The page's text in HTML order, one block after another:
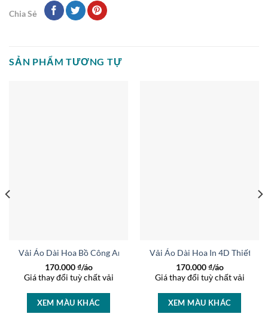
Chia Sẻ
SẢN PHẨM TƯƠNG TỰ
Vải Áo Dài Hoa Bồ Công Anh Thiết Kế 2026 AD ML412
170.000₫/áo
Giá thay đổi tuỳ chất vải
XEM MÀU KHÁC
Vải Áo Dài Hoa In 4D Thiết Kế
170.000₫/áo
Giá thay đổi tuỳ chất vải
XEM MÀU KHÁC
LY422